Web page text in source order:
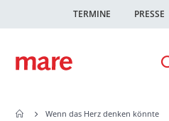
TERMINE PRESSE
Wenn das Herz denken könnte